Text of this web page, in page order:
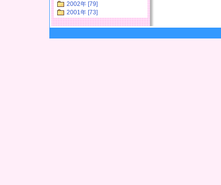
2002年 [79]
2001年 [73]